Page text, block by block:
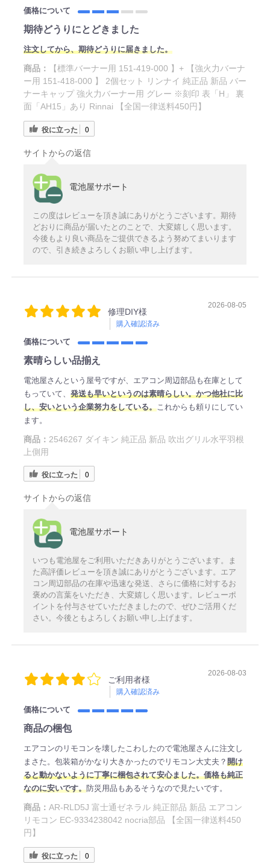
価格について
期待どうりにとどきました
注文してから、期待どうりに届きました。
商品：
【標準バーナー用 151-419-000 】+ 【強火力バーナ
ー用 151-418-000 】 2個セット リンナイ 純正品 新品 バー
ナーキャップ 強火力バーナー用 グレー ※刻印 表「H」 裏
面「AH15」あり Rinnai 【全国一律送料450円】
役に立った 0
サイトからの返信
電池屋サポート
この度はレビューを頂き誠にありがとうございます。期待
どおりに商品が届いたとのことで、大変嬉しく思います。
今後もより良い商品をご提供できるよう努めてまいります
ので、引き続きよろしくお願い申し上げます。
修理DIY様
購入確認済み
2026-08-05
価格について
素晴らしい品揃え
電池屋さんという屋号ですが、エアコン周辺部品も在庫として
もっていて、 発送も早いというのは素晴らしい。かつ他社に比
し、安いという企業努力をしている。これからも頼りにしてい
ます。
商品： 2546267 ダイキン 純正品 新品 吹出グリル水平羽根
上側用
役に立った 0
サイトからの返信
電池屋サポート
いつも電池屋をご利用いただきありがとうございます。ま
た高評価レビューを頂き誠にありがとうございます。エア
コン周辺部品の在庫や迅速な発送、さらに価格に対するお
褒めの言葉をいただき、大変嬉しく思います。レビューポ
イントを付与させていただきましたので、ぜひご活用くだ
さい。今後ともよろしくお願い申し上げます。
ご利用者様
購入確認済み
2026-08-03
価格について
商品の梱包
エアコンのリモコンを壊したこわしたので電池屋さんに注文し
まさた。包装箱がかなり大きかったのでリモコン大丈夫？ 開け
ると動かないように丁寧に梱包されて安心ました。価格も純正
なのに安いです。防災用品もあるそうなので見たいです。
商品： AR-RLD5J 富士通ゼネラル 純正部品 新品 エアコン
リモコン EC-9334238042 nocria部品 【全国一律送料450
円】
役に立った 0